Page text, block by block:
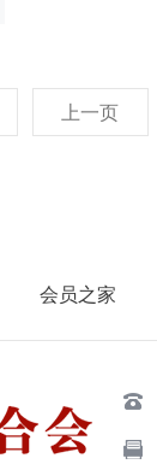
上一页
会员之家